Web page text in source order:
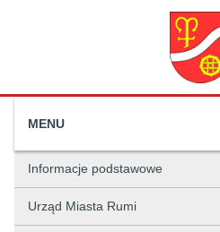
MENU
Informacje podstawowe
Urząd Miasta Rumi